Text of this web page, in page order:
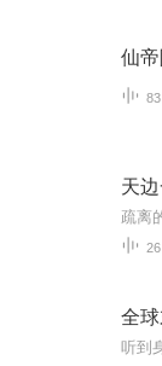
仙
83
天
26
全